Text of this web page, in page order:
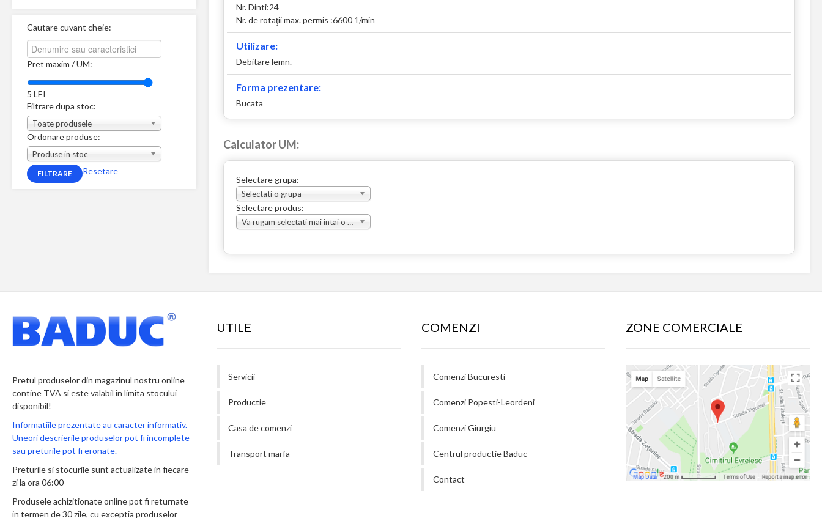
Cautare cuvant cheie:
Pret maxim / UM:
5 LEI
Filtrare dupa stoc:
Toate produsele
Ordonare produse:
Produse in stoc
Resetare
Nr. Dinti:24
Nr. de rotaţii max. permis :6600 1/min
Utilizare:
Debitare lemn.
Forma prezentare:
Bucata
Calculator UM:
Selectare grupa:
Selectati o grupa
Selectare produs:
Va rugam selectati mai intai o grupa
Pretul produselor din magazinul nostru online
contine TVA si este valabil in limita stocului
disponibil!
Informatiile prezentate au caracter informativ.
Uneori descrierile produselor pot fi incomplete
sau preturile pot fi eronate.
Preturile si stocurile sunt actualizate in fiecare
zi la ora 06:00
Produsele achizitionate online pot fi returnate
in termen de 30 zile, cu exceptia produselor
UTILE
Servicii
Productie
Casa de comenzi
Transport marfa
COMENZI
Comenzi Bucuresti
Comenzi Popesti-Leordeni
Comenzi Giurgiu
Centrul productie Baduc
Contact
ZONE COMERCIALE